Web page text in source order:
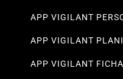
APP VIGILANT
APP VIGILANT
APP VIGILANT